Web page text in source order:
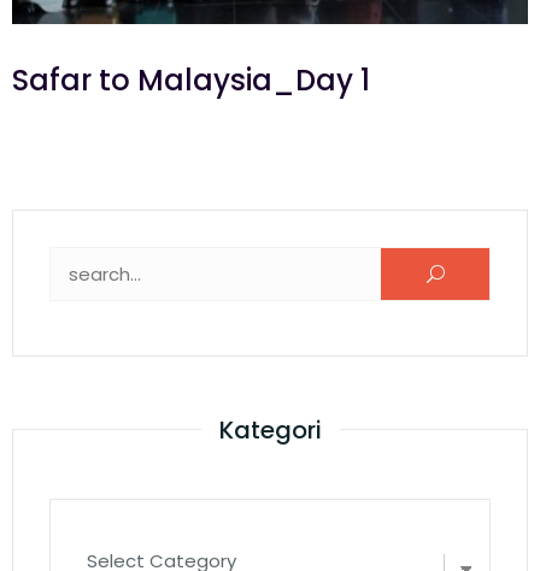
Safar to Malaysia_Day 1
Kategori